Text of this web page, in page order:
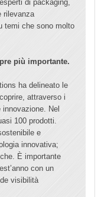
di packaging,
rilevanza
temi che sono molto
più importante.
ha delineato le
attraverso i
Nel
100 prodotti.
e
innovativa;
È importante
con un
visibilità